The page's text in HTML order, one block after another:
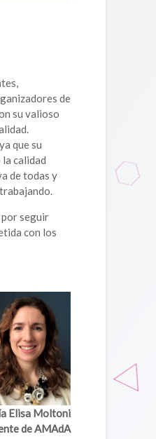
de
su valioso
que su
calidad
de todas y
seguir
con los
Elisa Moltoni
de AMAdA